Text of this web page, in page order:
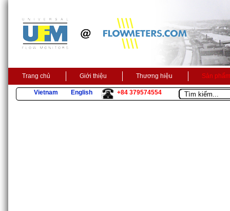
Trang chủ Giới thiệu Thương hiệu Sản phẩm
Vietnam English +84 379574554